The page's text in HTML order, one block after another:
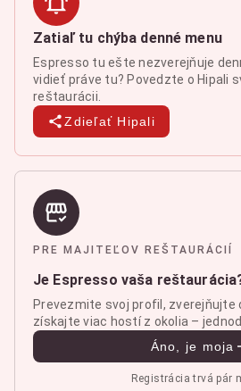
Zatiaľ tu chýba denné menu
Espresso tu ešte nezverejňuje
vidieť práve tu? Povedzte o Hipali
reštaurácii.
Zdieľať Hipali
PRE MAJITEĽOV REŠTAURÁCIÍ
Je Espresso vaša
Prevezmite svoj profil, zverejňujte
získajte viac hostí z okolia –
Áno, je moja
Registrácia trvá pár